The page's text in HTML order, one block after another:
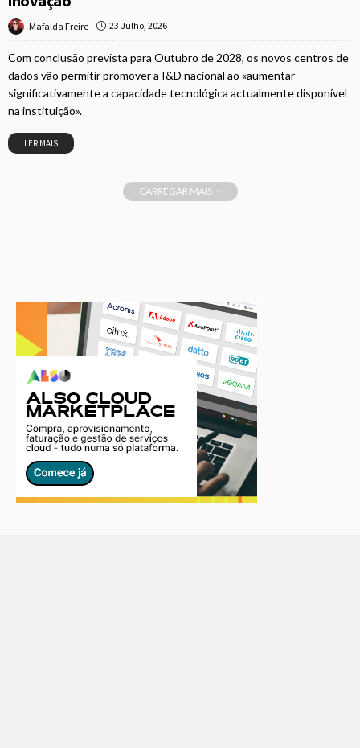
Mafalda Freire 23 Julho, 2026
Com conclusão prevista para Outubro de 2028, os novos centros de
dados vão permitir promover a I&D nacional ao «aumentar
significativamente a capacidade tecnológica actualmente disponível
na instituição».
LER MAIS
CARREGAR MAIS